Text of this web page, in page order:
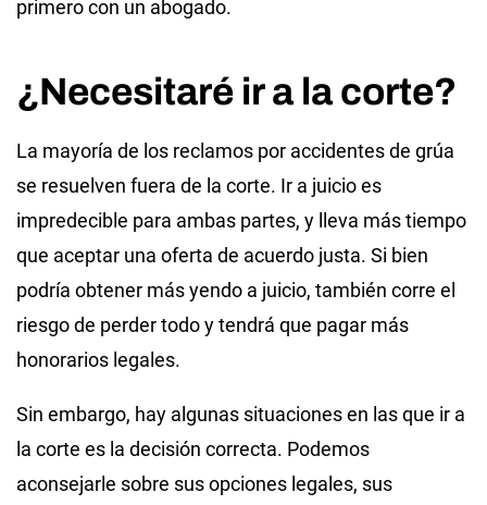
primero con un abogado.
¿Necesitaré ir a la corte?
La mayoría de los reclamos por accidentes de grúa
se resuelven fuera de la corte. Ir a juicio es
impredecible para ambas partes, y lleva más tiempo
que aceptar una oferta de acuerdo justa. Si bien
podría obtener más yendo a juicio, también corre el
riesgo de perder todo y tendrá que pagar más
honorarios legales.
Sin embargo, hay algunas situaciones en las que ir a
la corte es la decisión correcta. Podemos
aconsejarle sobre sus opciones legales, sus